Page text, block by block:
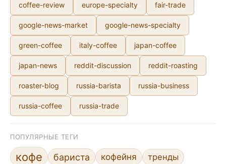
coffee-review europe-specialty fair-trade
google-news-market google-news-specialty
green-coffee italy-coffee japan-coffee
japan-news reddit-discussion reddit-roasting
roaster-blog russia-barista russia-business
russia-coffee russia-trade
ПОПУЛЯРНЫЕ ТЕГИ
кофе бариста кофейня тренды